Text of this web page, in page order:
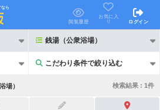
なら
閲覧履歴
お気に入
り
ログイン
銭湯（公衆浴場）
こだわり条件で絞り込む
こだわり条件で絞り込む
場） 検索結果 : 1件